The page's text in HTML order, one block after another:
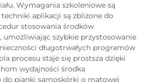
Wymagania szkoleniowe są
aplikacji są zbliżone do
stosowania środków
umożliwiając szybkie przystosowanie
długotrwałych programów
procesu staje się prostsza dzięki
wydajności środka
do pianki samoskórki o matowej